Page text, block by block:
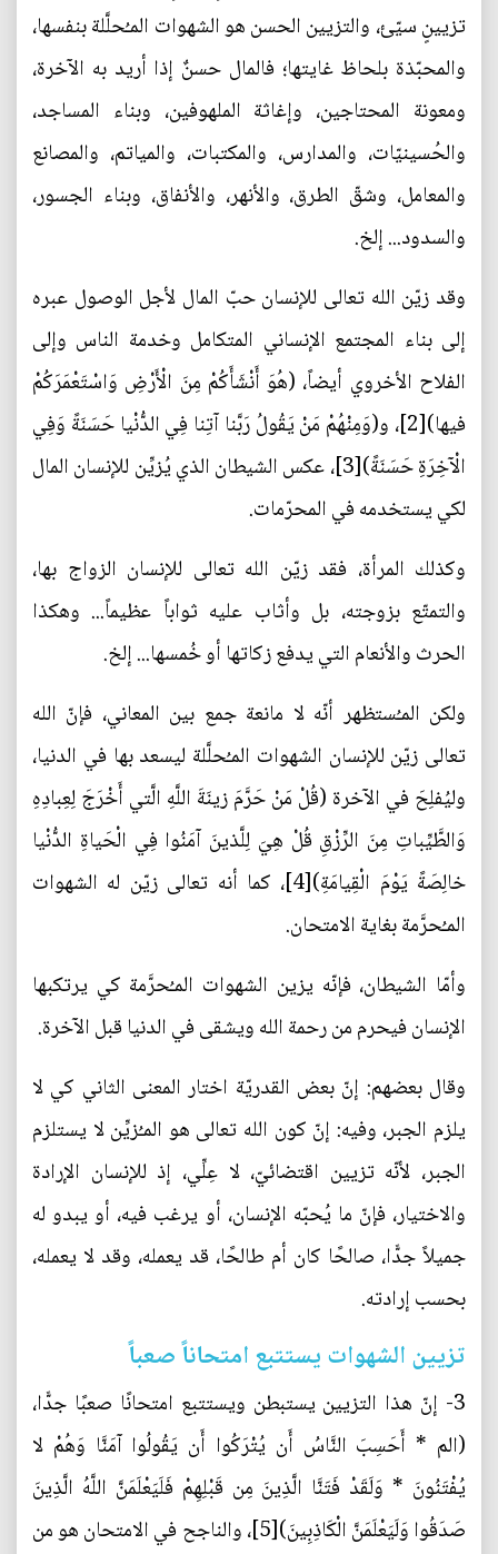
تزيينٍ سيّئ، والتزيين الحسن هو الشهوات المـُحلَّلة بنفسها،
والمحبّذة بلحاظ غايتها؛ فالمال حسنٌ إذا أريد به الآخرة،
ومعونة المحتاجين، وإغاثة الملهوفين، وبناء المساجد،
والحُسينيّات، والمدارس، والمكتبات، والمياتم، والمصانع
والمعامل، وشقّ الطرق، والأنهر، والأنفاق، وبناء الجسور،
والسدود... إلخ.
وقد زيّن الله تعالى للإنسان حبّ المال لأجل الوصول عبره
إلى بناء المجتمع الإنساني المتكامل وخدمة الناس وإلى
الفلاح الأخروي أيضاً، (هُوَ أَنْشَأَكُمْ مِنَ الْأَرْضِ وَاسْتَعْمَرَكُمْ
فيها)[2]، و(وَمِنْهُمْ مَنْ يَقُولُ رَبَّنا آتِنا فِي الدُّنْيا حَسَنَةً وَفِي
الْآخِرَةِ حَسَنَةً)[3]، عكس الشيطان الذي يُزيِّن للإنسان المال
لكي يستخدمه في المحرّمات.
وكذلك المرأة، فقد زيّن الله تعالى للإنسان الزواج بها،
والتمتّع بزوجته، بل وأثاب عليه ثواباً عظيماً... وهكذا
الحرث والأنعام التي يدفع زكاتها أو خُمسها... إلخ.
ولكن المـُستظهر أنّه لا مانعة جمع بين المعاني، فإنّ الله
تعالى زيّن للإنسان الشهوات المـُحلَّلة ليسعد بها في الدنيا،
وليُفلِحَ في الآخرة (قُلْ مَنْ حَرَّمَ زينَةَ اللَّهِ الَّتي‏ أَخْرَجَ لِعِبادِهِ
وَالطَّيِّباتِ مِنَ الرِّزْقِ قُلْ هِيَ لِلَّذينَ آمَنُوا فِي الْحَياةِ الدُّنْيا
خالِصَةً يَوْمَ الْقِيامَةِ)[4]، كما أنه تعالى زيّن له الشهوات
المـُحرَّمة بغاية الامتحان.
وأمّا الشيطان، فإنّه يزين الشهوات المـُحرَّمة كي يرتكبها
الإنسان فيحرم من رحمة الله ويشقى في الدنيا قبل الآخرة.
وقال بعضهم: إنّ بعض القدريّة اختار المعنى الثاني كي لا
يلزم الجبر، وفيه: إنّ كون الله تعالى هو المـُزيِّن لا يستلزم
الجبر، لأنّه تزيين اقتضائيّ، لا عِلِّي، إذ للإنسان الإرادة
والاختيار، فإنّ ما يُحبّه الإنسان، أو يرغب فيه، أو يبدو له
جميلاً جدًّا، صالحًا كان أم طالحًا، قد يعمله، وقد لا يعمله،
بحسب إرادته.
تزيين الشهوات يستتبع امتحاناً صعباً
3- إنّ هذا التزيين يستبطن ويستتبع امتحانًا صعبًا جدًّا،
(الم * أَحَسِبَ النَّاسُ أَن يُتْرَكُوا أَن يَقُولُوا آمَنَّا وَهُمْ لا
يُفْتَنُونَ * وَلَقَدْ فَتَنَّا الَّذِينَ مِن قَبْلِهِمْ فَلَيَعْلَمَنَّ اللَّهُ الَّذِينَ
صَدَقُوا وَلَيَعْلَمَنَّ الْكَاذِبِينَ)[5]، والناجح في الامتحان هو من